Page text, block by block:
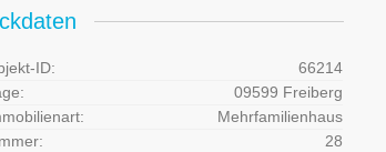
ID:
66214
09599 Freiberg
Mehrfamilienhaus
28